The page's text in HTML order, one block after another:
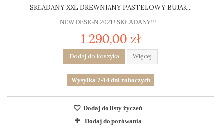
SKŁADANY XXL DREWNIANY PASTELOWY BUJAK...
NEW DESIGN 2021! SKŁADANY!!!...
1 290,00 zł
Dodaj do koszyka Więcej
Wysyłka 7-14 dni roboczych
Dodaj do listy życzeń
Dodaj do porówania